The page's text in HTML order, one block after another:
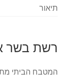
תיאור
רשת בשר
המטבח הביתי